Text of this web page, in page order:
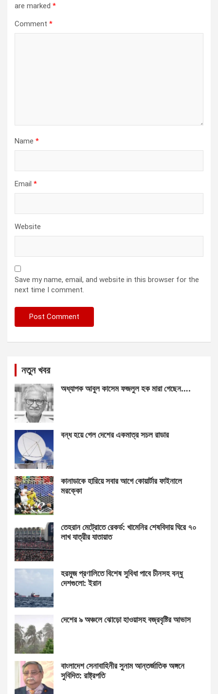
are marked *
Comment *
Name *
Email *
Website
Save my name, email, and website in this browser for the
next time I comment.
নতুন খবর
অধ্যাপক আবুল কাসেম ফজলুল হক মারা গেছেন….
বন্ধ হয়ে গেল দেশের একমাত্র সচল রাডার
কানাডাকে হারিয়ে সবার আগে কোয়ার্টার ফাইনালে
মরক্কো
তেহরান মেট্রোতে রেকর্ড: খামেনির শেষবিদায় ঘিরে ৭০
লাখ যাত্রীর যাতায়াত
হরমুজ প্রণালিতে বিশেষ সুবিধা পাবে চীনসহ বন্ধু
দেশগুলো: ইরান
দেশের ৯ অঞ্চলে ঝোড়ো হাওয়াসহ বজ্রবৃষ্টির আভাস
বাংলাদেশ সেনাবাহিনীর সুনাম আন্তর্জাতিক অঙ্গনে
সুবিদিত: রাষ্ট্রপতি